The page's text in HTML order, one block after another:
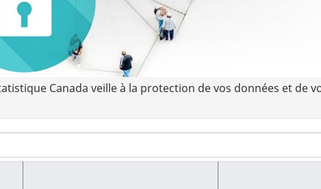
Canada veille à la protection de vos données et de